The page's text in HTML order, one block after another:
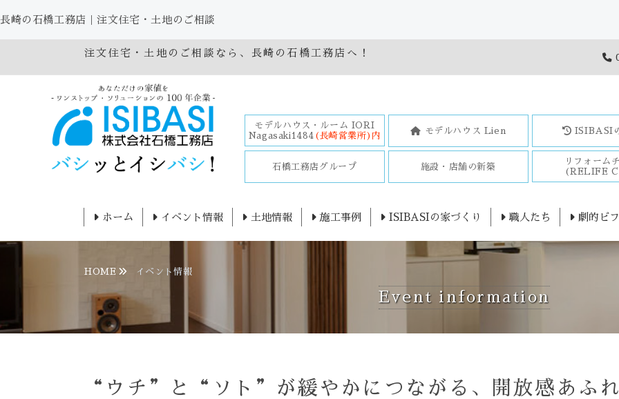
長崎の石橋工務店｜注文住宅・土地のご相談
注文住宅・土地のご相談なら、長崎の石橋工務店へ！
モデルハウス・ルーム IORI
Nagasaki1484 (長崎営業所)内
モデルハウス Lien ISIBASI
石橋工務店グループ 施設・店舗の新築
リフォーム
(RELIFE
ホーム イベント情報 土地情報 施工事例 ISIBASIの家づくり 職人たち 劇的ビ
HOME イベント情報
Event information
“ウチ”と“ソト”が緩やかにつながる、開放感あふ